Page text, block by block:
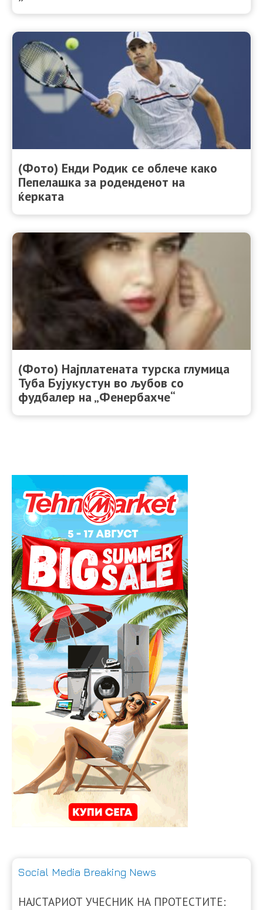
(Фото) Енди Родик се облече како
Пепелашка за роденденот на
ќерката
(Фото) Најплатената турска глумица
Туба Бујукустун во љубов со
фудбалер на „Фенербахче“
Social Media Breaking News
НАЈСТАРИОТ УЧЕСНИК НА ПРОТЕСТИТЕ: